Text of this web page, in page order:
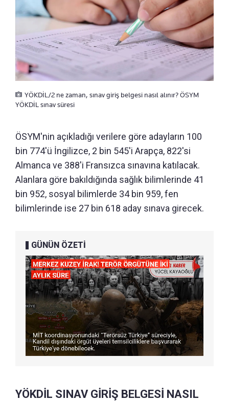
YÖKDİL/2 ne zaman, sınav giriş belgesi nasıl alınır? ÖSYM
YÖKDİL sınav süresi
ÖSYM'nin açıkladığı verilere göre adayların 100
bin 774'ü İngilizce, 2 bin 545'i Arapça, 822'si
Almanca ve 388'i Fransızca sınavına katılacak.
Alanlara göre bakıldığında sağlık bilimlerinde 41
bin 952, sosyal bilimlerde 34 bin 959, fen
bilimlerinde ise 27 bin 618 aday sınava girecek.
GÜNÜN ÖZETİ
YÖKDİL SINAV GİRİŞ BELGESİ NASIL